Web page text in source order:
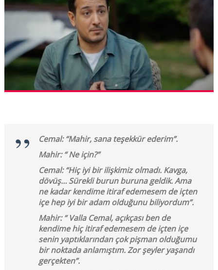
Cemal: “Mahir, sana teşekkür ederim”.
Mahir: “ Ne için?”
Cemal: “Hiç iyi bir ilişkimiz olmadı. Kavga,
dövüş… Sürekli burun buruna geldik. Ama
ne kadar kendime itiraf edemesem de içten
içe hep iyi bir adam olduğunu biliyordum”.
Mahir: “ Valla Cemal, açıkçası ben de
kendime hiç itiraf edemesem de içten içe
senin yaptıklarından çok pişman olduğumu
bir noktada anlamıştım. Zor şeyler yaşandı
gerçekten”.